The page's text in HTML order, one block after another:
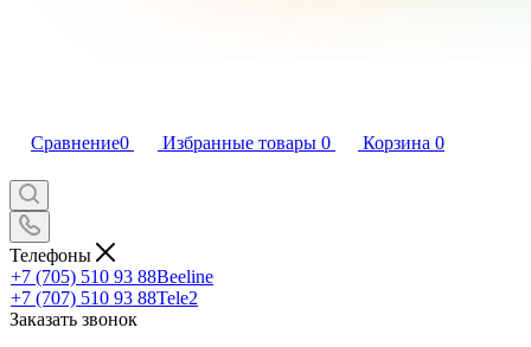
Сравнение0 Избранные товары 0 Корзина 0
Телефоны
+7 (705) 510 93 88Beeline
+7 (707) 510 93 88Tele2
Заказать звонок